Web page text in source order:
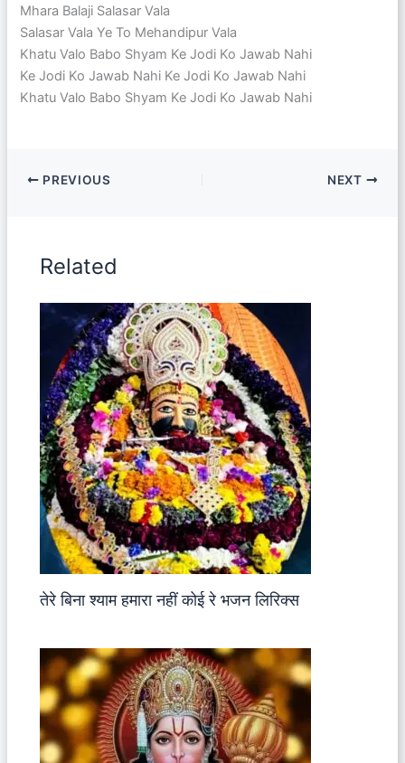
Mhara Balaji Salasar Vala
Salasar Vala Ye To Mehandipur Vala
Khatu Valo Babo Shyam Ke Jodi Ko Jawab Nahi
Ke Jodi Ko Jawab Nahi Ke Jodi Ko Jawab Nahi
Khatu Valo Babo Shyam Ke Jodi Ko Jawab Nahi
PREVIOUS NEXT
Related
तेरे बिना श्याम हमारा नहीं कोई रे भजन लिरिक्स